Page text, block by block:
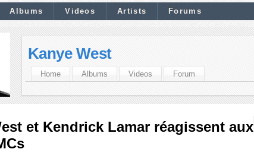
Albums Videos Artists Forums
Kanye West
Home Albums Videos Forum
et Kendrick Lamar réagissent aux